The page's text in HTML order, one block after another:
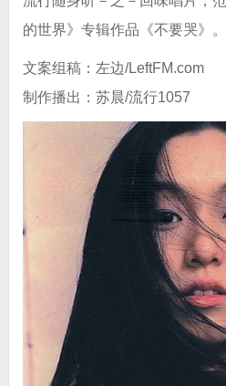
的世界》专辑作品《不要哭》。
文案组稿：左边/LeftFM.com
制作播出：苏晨/流行1057